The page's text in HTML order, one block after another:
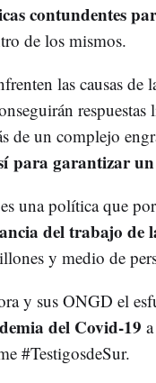
contundentes
de los mismos.
las causas de
de un complejo
para garantizar
una política que
del trabajo de
y medio de
y sus ONGD el
del Covid-19
#TestigosdeSur.